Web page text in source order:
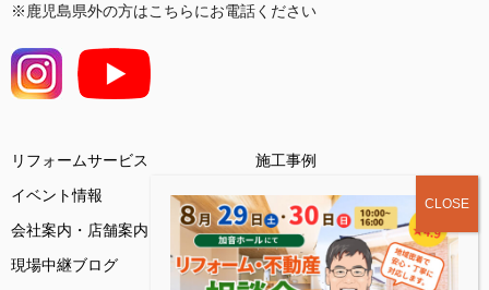
※鹿児島県外の方はこちらにお電話ください
リフォームサービス
施工事例
イベント情報
会社案内・店舗案内
お客様の声
現場中継ブログ
基礎知識コラム